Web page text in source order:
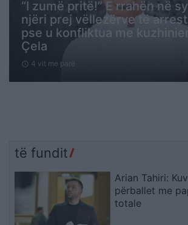
“I zumë pritë!” E rrahën në
njëri prej vëllezërve të
pse u konfliktua me
Çela
schedule 4 vit me parë
të fundit
Arian Tahiri:
përballet me
totale